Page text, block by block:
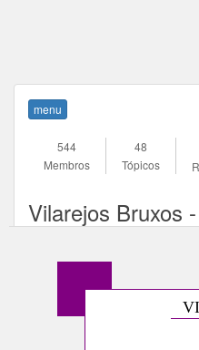
menu
544
Membros
48
Tópicos
Vilarejos Bruxos